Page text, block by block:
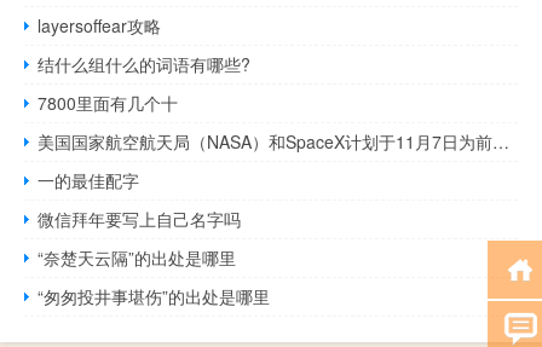
layersoffear攻略
结什么组什么的词语有哪些?
7800里面有几个十
美国国家航空航天局（NASA）和SpaceX计划于11月7日为前往国际空间站（ISS）执行补给任务
一的最佳配字
微信拜年要写上自己名字吗
“奈楚天云隔”的出处是哪里
“匆匆投井事堪伤”的出处是哪里